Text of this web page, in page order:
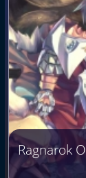
Ragnarok